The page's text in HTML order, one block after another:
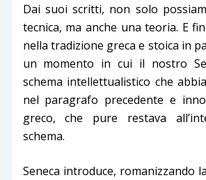
Dai suoi scritti, non solo
tecnica, ma anche una teoria. E
nella tradizione greca e stoica in
un momento in cui il nostro
schema intellettualistico che
nel paragrafo precedente e
greco, che pure restava
schema.
Seneca introduce, romanizzando